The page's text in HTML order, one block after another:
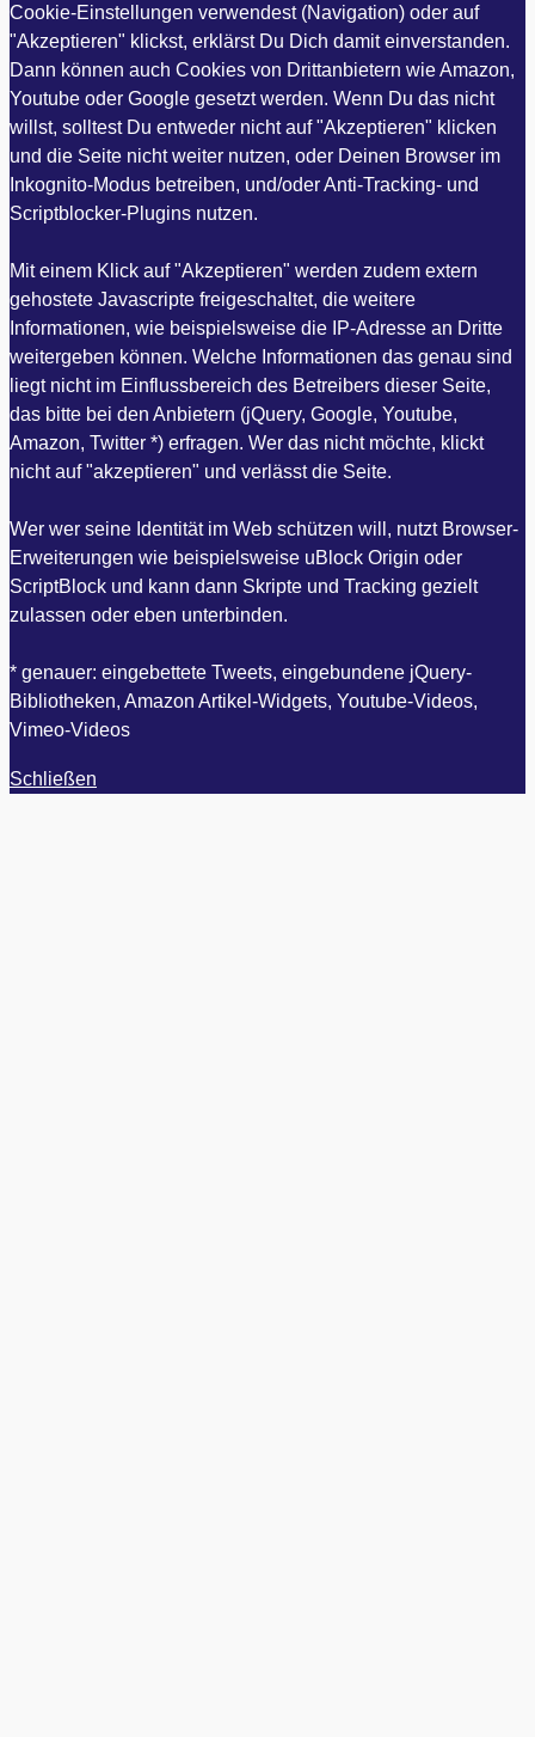
Cookie-Einstellungen verwendest (Navigation) oder auf
"Akzeptieren" klickst, erklärst Du Dich damit einverstanden.
Dann können auch Cookies von Drittanbietern wie Amazon,
Youtube oder Google gesetzt werden. Wenn Du das nicht
willst, solltest Du entweder nicht auf "Akzeptieren" klicken
und die Seite nicht weiter nutzen, oder Deinen Browser im
Inkognito-Modus betreiben, und/oder Anti-Tracking- und
Scriptblocker-Plugins nutzen.
Mit einem Klick auf "Akzeptieren" werden zudem extern
gehostete Javascripte freigeschaltet, die weitere
Informationen, wie beispielsweise die IP-Adresse an Dritte
weitergeben können. Welche Informationen das genau sind
liegt nicht im Einflussbereich des Betreibers dieser Seite,
das bitte bei den Anbietern (jQuery, Google, Youtube,
Amazon, Twitter *) erfragen. Wer das nicht möchte, klickt
nicht auf "akzeptieren" und verlässt die Seite.
Wer wer seine Identität im Web schützen will, nutzt Browser-
Erweiterungen wie beispielsweise uBlock Origin oder
ScriptBlock und kann dann Skripte und Tracking gezielt
zulassen oder eben unterbinden.
* genauer: eingebettete Tweets, eingebundene jQuery-
Bibliotheken, Amazon Artikel-Widgets, Youtube-Videos,
Vimeo-Videos
Schließen